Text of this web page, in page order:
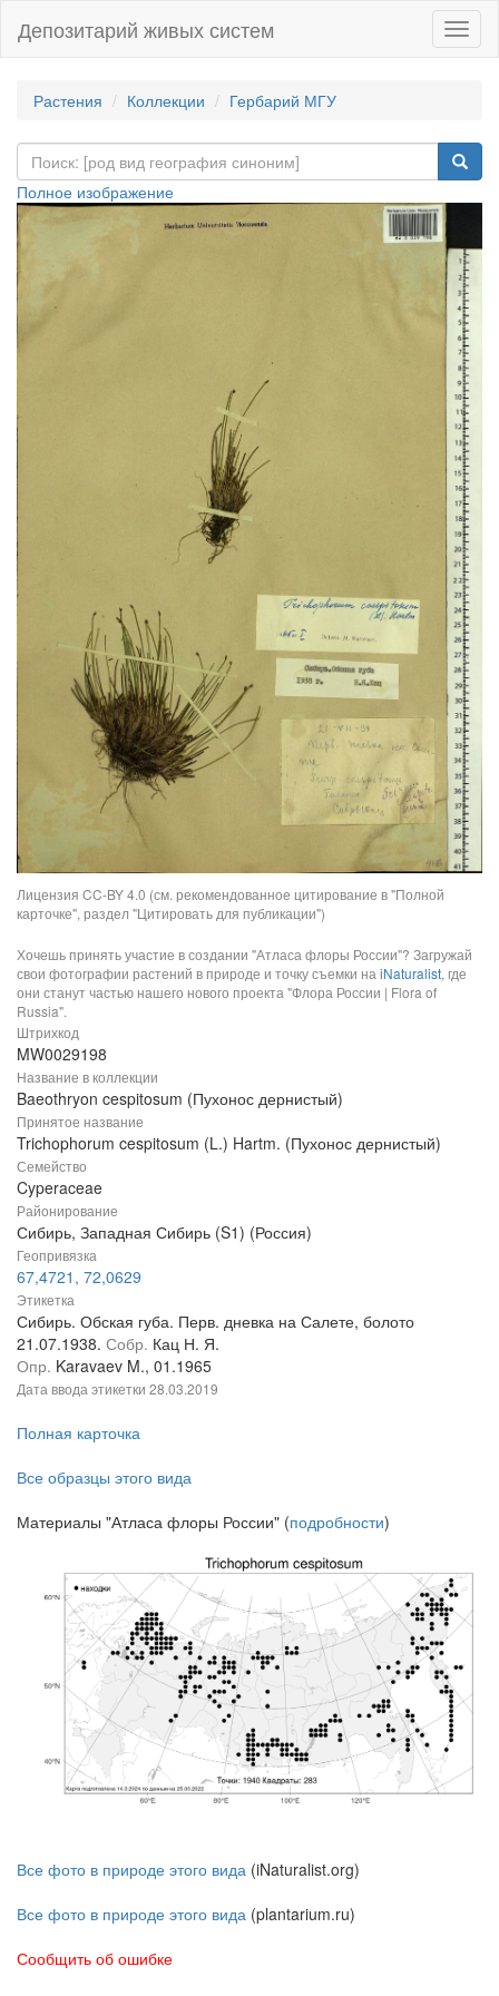
Депозитарий живых систем
Растения Коллекции Гербарий МГУ
Полное изображение
Лицензия CC-BY 4.0 (см. рекомендованное цитирование в "Полной
карточке", раздел "Цитировать для публикации")
Хочешь принять участие в создании "Атласа флоры России"? Загружай
свои фотографии растений в природе и точку съемки на iNaturalist, где
они станут частью нашего нового проекта "Флора России | Flora of
Russia".
Штрихкод
MW0029198
Название в коллекции
Baeothryon cespitosum (Пухонос дернистый)
Принятое название
Trichophorum cespitosum (L.) Hartm. (Пухонос дернистый)
Семейство
Cyperaceae
Районирование
Сибирь, Западная Сибирь (S1) (Россия)
Геопривязка
67,4721, 72,0629
Этикетка
Сибирь. Обская губа. Перв. дневка на Салете, болото
21.07.1938. Собр. Кац Н. Я.
Опр. Karavaev M., 01.1965
Дата ввода этикетки 28.03.2019
Полная карточка
Все образцы этого вида
Материалы "Атласа флоры России" (подробности)
Все фото в природе этого вида (iNaturalist.org)
Все фото в природе этого вида (plantarium.ru)
Сообщить об ошибке